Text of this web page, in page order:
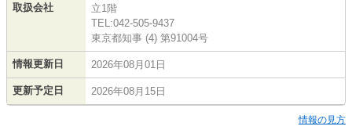
取扱会社
立1階
TEL:042-505-9437
東京都知事 (4) 第91004号
情報更新日 2026年08月01日
更新予定日 2026年08月15日
情報の見方